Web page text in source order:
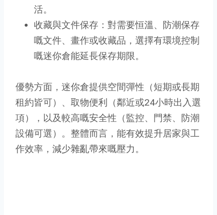
活。
收藏與文件保存：對需要恒溫、防潮保存
嘅文件、畫作或收藏品，選擇有環境控制
嘅迷你倉能延長保存期限。
優勢方面，迷你倉提供空間彈性（短期或長期
租約皆可）、取物便利（鄰近或24小時出入選
項），以及較高嘅安全性（監控、門禁、防潮
設備可選）。整體而言，能有效提升居家與工
作效率，減少雜亂帶來嘅壓力。